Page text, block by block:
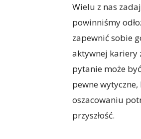
Wielu z nas
powinniśmy
zapewnić sobie
aktywnej kariery
pytanie może
pewne
oszacowaniu
przyszłość.